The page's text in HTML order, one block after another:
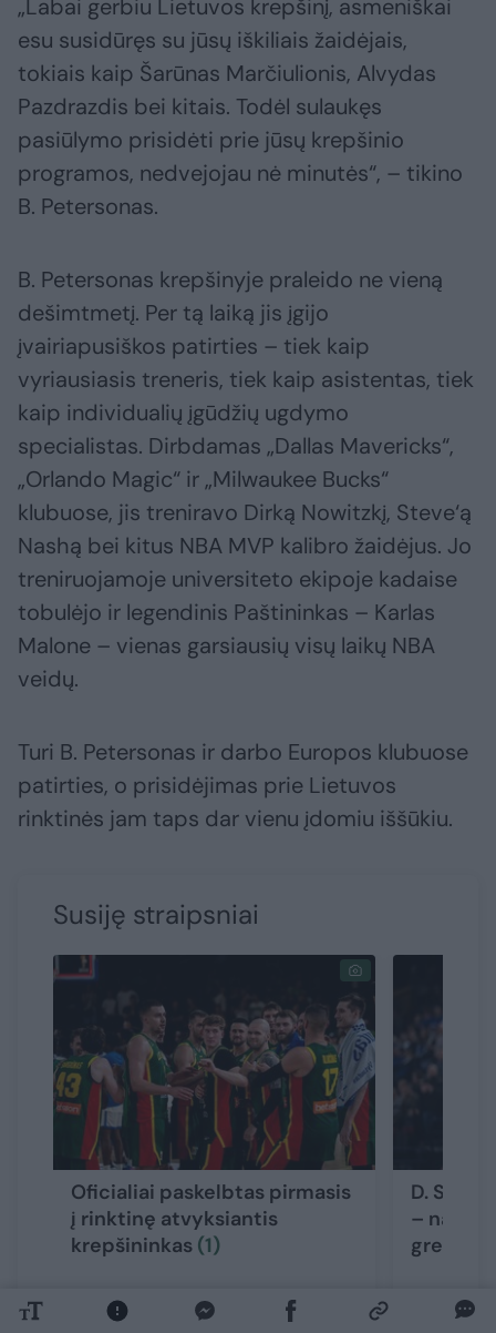
„Labai gerbiu Lietuvos krepšinį, asmeniškai
esu susidūręs su jūsų iškiliais žaidėjais,
tokiais kaip Šarūnas Marčiulionis, Alvydas
Pazdrazdis bei kitais. Todėl sulaukęs
pasiūlymo prisidėti prie jūsų krepšinio
programos, nedvejojau nė minutės“, – tikino
B. Petersonas.
B. Petersonas krepšinyje praleido ne vieną
dešimtmetį. Per tą laiką jis įgijo
įvairiapusiškos patirties – tiek kaip
vyriausiasis treneris, tiek kaip asistentas, tiek
kaip individualių įgūdžių ugdymo
specialistas. Dirbdamas „Dallas Mavericks“,
„Orlando Magic“ ir „Milwaukee Bucks“
klubuose, jis treniravo Dirką Nowitzkį, Steve‘ą
Nashą bei kitus NBA MVP kalibro žaidėjus. Jo
treniruojamoje universiteto ekipoje kadaise
tobulėjo ir legendinis Paštininkas – Karlas
Malone – vienas garsiausių visų laikų NBA
veidų.
Turi B. Petersonas ir darbo Europos klubuose
patirties, o prisidėjimas prie Lietuvos
rinktinės jam taps dar vienu įdomiu iššūkiu.
Susiję straipsniai
Oficialiai paskelbtas pirmasis
į rinktinę atvyksiantis
krepšininkas (1)
D.
–
gresia